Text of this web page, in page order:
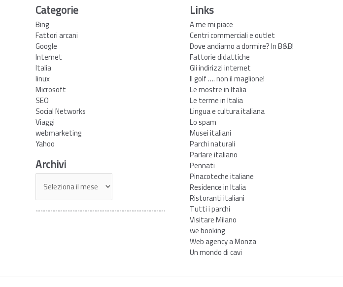
Categorie
Bing
Fattori arcani
Google
Internet
Italia
linux
Microsoft
SEO
Social Networks
Viaggi
webmarketing
Yahoo
Archivi
Archivi
Links
A me mi piace
Centri commerciali e outlet
Dove andiamo a dormire? In B&B!
Fattorie didattiche
Gli indirizzi internet
Il golf …. non il maglione!
Le mostre in Italia
Le terme in Italia
Lingua e cultura italiana
Lo spam
Musei italiani
Parchi naturali
Parlare italiano
Pennati
Pinacoteche italiane
Residence in Italia
Ristoranti italiani
Tutti i parchi
Visitare Milano
we booking
Web agency a Monza
Un mondo di cavi